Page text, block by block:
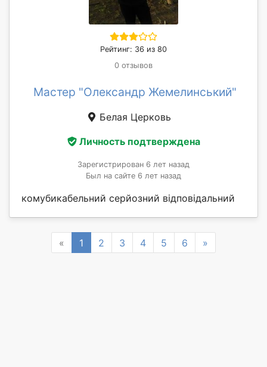
Рейтинг: 36 из 80
0 отзывов
Мастер "Олександр Жемелинський"
Белая Церковь
Личность подтверждена
Зарегистрирован 6 лет назад
Был на сайте 6 лет назад
комубикабельний серйозний відповідальний
« Previous
1 2 3 4 5 6 »